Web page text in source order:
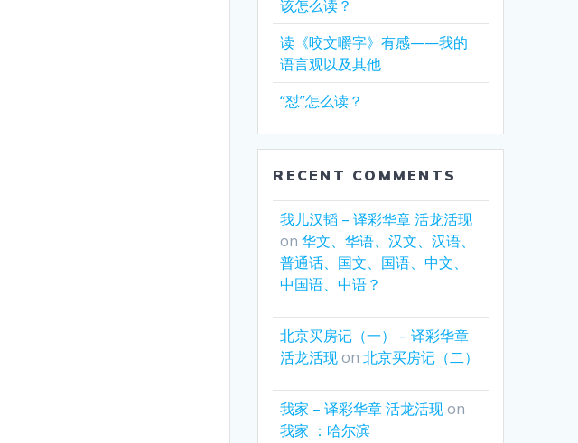
该怎么读？
读《咬文嚼字》有感——我的
语言观以及其他
“怼”怎么读？
RECENT COMMENTS
我儿汉韬 – 译彩华章 活龙活现
on华文、华语、汉文、汉语、
普通话、国文、国语、中文、
中国语、中语？
北京买房记（一） – 译彩华章
活龙活现on北京买房记（二）
我家 – 译彩华章 活龙活现on
我家 ：哈尔滨